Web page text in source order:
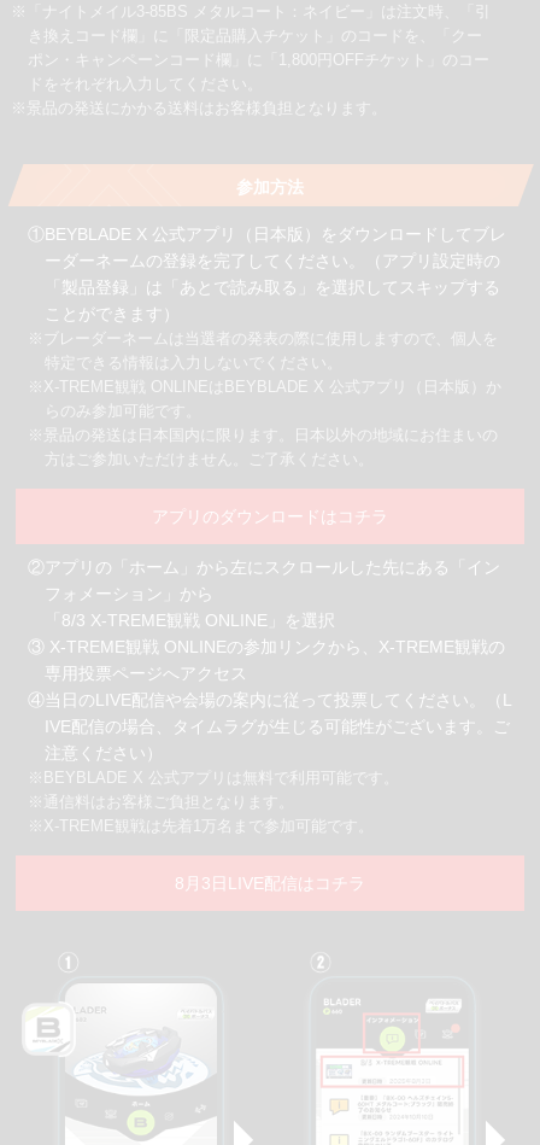
※「ナイトメイル3-85BS メタルコート：ネイビー」は注文時、「引
き換えコード欄」に「限定品購入チケット」のコードを、「クー
ポン・キャンペーンコード欄」に「1,800円OFFチケット」のコー
ドをそれぞれ入力してください。
※景品の発送にかかる送料はお客様負担となります。
参加方法
①BEYBLADE X 公式アプリ（日本版）をダウンロードしてブレ
ーダーネームの登録を完了してください。
（アプリ設定時の
「製品登録」は「あとで読み取る」を選択してスキップする
ことができます）
※ブレーダーネームは当選者の発表の際に使用しますので、個人を
特定できる情報は入力しないでください。
※X-TREME観戦 ONLINEはBEYBLADE X 公式アプリ（日本版）か
らのみ参加可能です。
※景品の発送は日本国内に限ります。日本以外の地域にお住まいの
方はご参加いただけません。ご了承ください。
アプリのダウンロードはコチラ
②アプリの「ホーム」から左にスクロールした先にある「イン
フォメーション」から
「8/3 X-TREME観戦 ONLINE」を選択
③ X-TREME観戦 ONLINEの参加リンクから、X-TREME観戦の
専用投票ページへアクセス
④当日のLIVE配信や会場の案内に従って投票してください。
（L
IVE配信の場合、タイムラグが生じる可能性がございます。ご
注意ください）
※BEYBLADE X 公式アプリは無料で利用可能です。
※通信料はお客様ご負担となります。
※X-TREME観戦は先着1万名まで参加可能です。
8月3日LIVE配信はコチラ